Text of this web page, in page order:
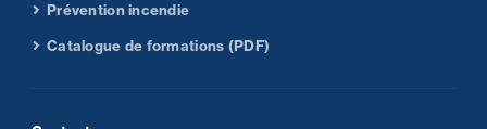
Prévention incendie
Catalogue de formations (PDF)